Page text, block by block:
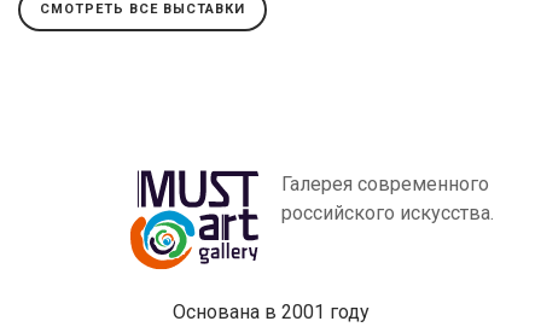
СМОТРЕТЬ ВСЕ ВЫСТАВКИ
Галерея современного
российского искусства.
Основана в 2001 году